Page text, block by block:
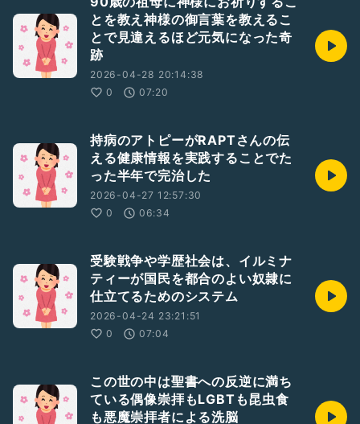
とを教え神様の御言葉を教えるこ
とで見違えるほど元気になった奇
跡
2026-04-28 20:14:38
0
07:20
持病のアトピーがRAPTさんの伝
える健康情報を実践することでた
った半年で完治した
2026-04-27 12:57:30
0
06:34
受験戦争や学歴社会は、イルミナ
ティーが国民を都合のよい奴隷に
仕立てるためのシステム
2026-04-24 23:21:51
0
07:04
この世の中は聖書への反逆に満ち
ている偶像崇拝もLGBTも昆虫食
も悪魔崇拝者による洗脳